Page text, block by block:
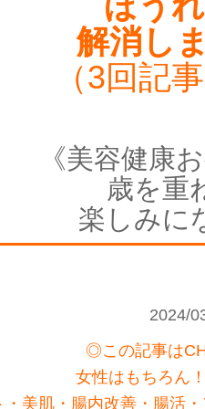
解消し
（3回記
《美容健康
歳を重
楽しみに
2024/
◎この記事は
女性はもちろん
・美肌・腸内改善・腸活